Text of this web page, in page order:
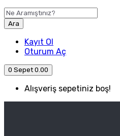
Ara
Kayıt Ol
Oturum Aç
0 Sepet 0.00
Alışveriş sepetiniz boş!